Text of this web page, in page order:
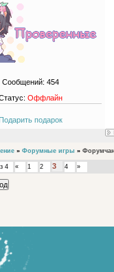
Сообщений: 454
Оффлайн
Подарить подарок
» Форумные игры »
4 « 1 2 3 4 »